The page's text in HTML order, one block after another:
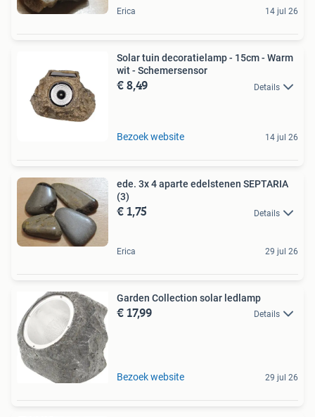
Erica 14 jul 26
Solar tuin decoratielamp - 15cm - Warm
wit - Schemersensor
€ 8,49 Details
Bezoek website 14 jul 26
ede. 3x 4 aparte edelstenen SEPTARIA
(3)
€ 1,75 Details
Erica 29 jul 26
Garden Collection solar ledlamp
€ 17,99 Details
Bezoek website 29 jul 26